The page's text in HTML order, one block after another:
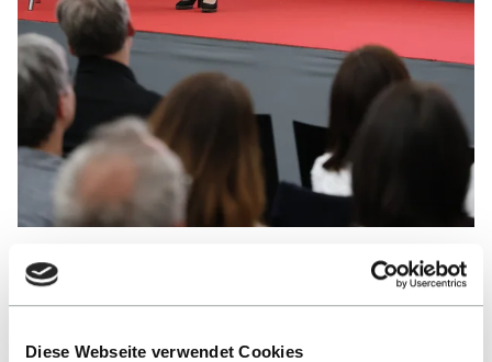
Diese Webseite verwendet Cookies